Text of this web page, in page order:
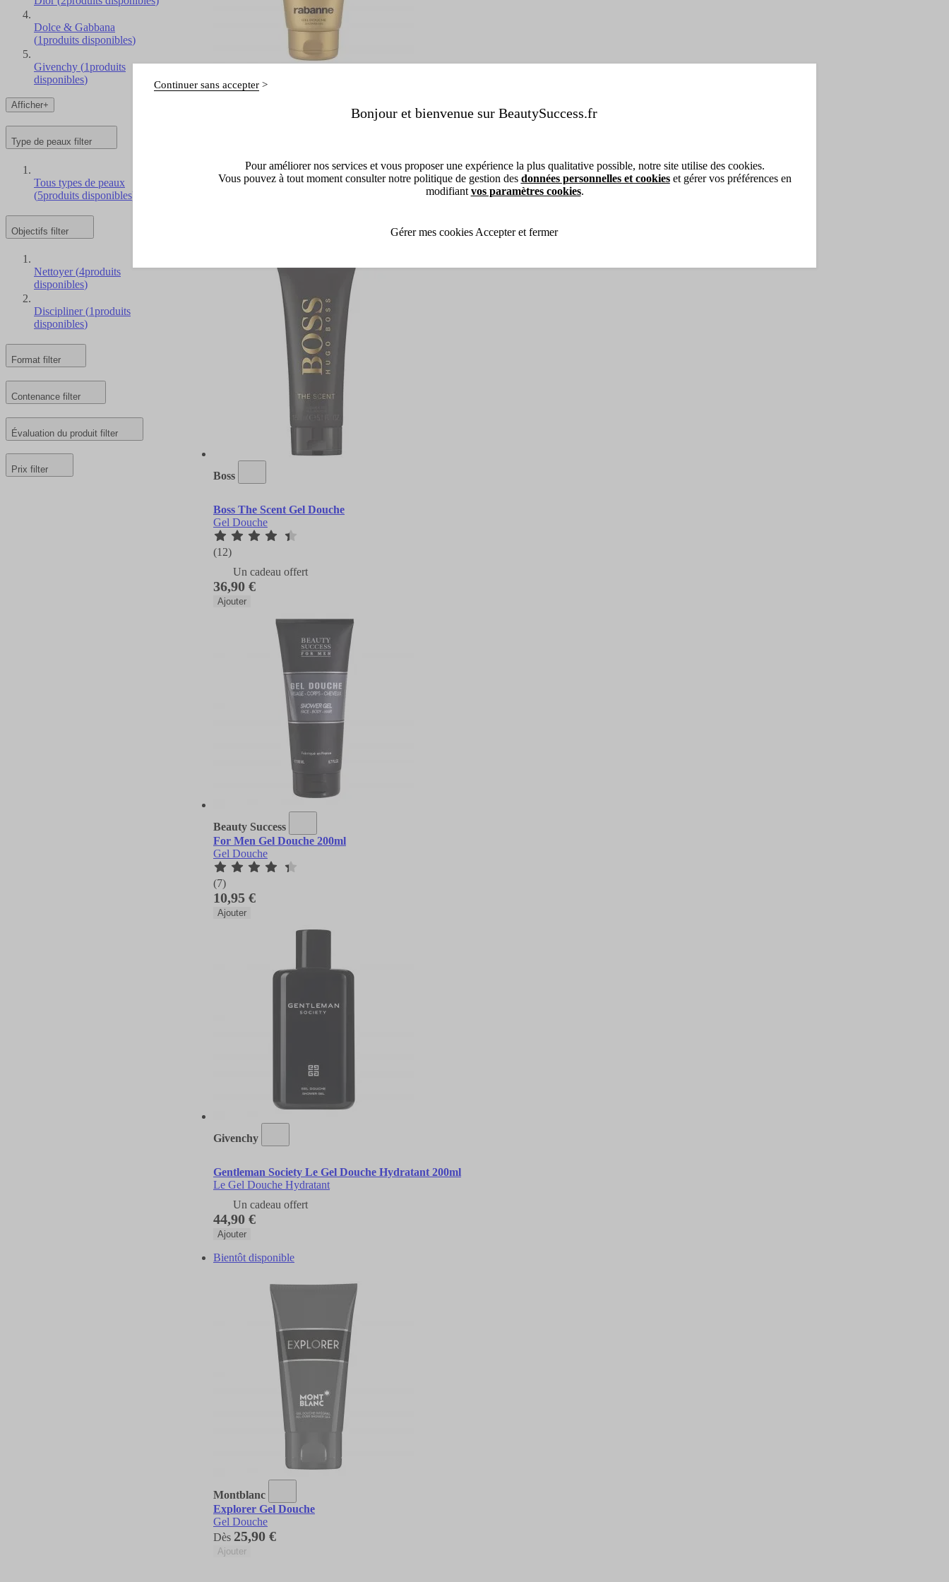
Dolce & Gabbana
(1produits disponibles)
Givenchy (1produits
disponibles)
Afficher+
Type de peaux filter
Tous types de peaux
(5produits disponibles)
Objectifs filter
Nettoyer (4produits
disponibles)
Discipliner (1produits
disponibles)
Format filter
Contenance filter
Évaluation du produit filter
Prix filter
Rabanne
Boss
Boss The Scent Gel Douche
Gel Douche
(12)
Un cadeau offert
36,90 €
Ajouter
Beauty Success
For Men Gel Douche 200ml
Gel Douche
(7)
10,95 €
Ajouter
Givenchy
Gentleman Society Le Gel Douche Hydratant 200ml
Le Gel Douche Hydratant
Un cadeau offert
44,90 €
Ajouter
Bientôt disponible
Montblanc
Explorer Gel Douche
Gel Douche
Dès 25,90 €
Ajouter
Bonjour et bienvenue sur BeautySuccess.fr
Continuer sans accepter
Pour améliorer nos services et vous proposer une expérience la plus qualitative possible, notre site utilise des cookies.
Vous pouvez à tout moment consulter notre politique de gestion des données personnelles et cookieset gérer vos préférences en
modifiant vos paramètres cookies.
Gérer mes cookies Accepter et fermer